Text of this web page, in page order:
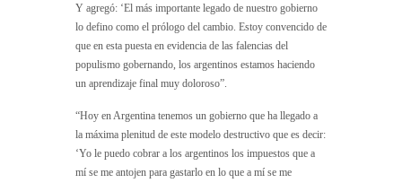
Y agregó: ‘El más importante legado de nuestro gobierno
lo defino como el prólogo del cambio. Estoy convencido de
que en esta puesta en evidencia de las falencias del
populismo gobernando, los argentinos estamos haciendo
un aprendizaje final muy doloroso”.
“Hoy en Argentina tenemos un gobierno que ha llegado a
la máxima plenitud de este modelo destructivo que es decir:
‘Yo le puedo cobrar a los argentinos los impuestos que a
mí se me antojen para gastarlo en lo que a mí se me